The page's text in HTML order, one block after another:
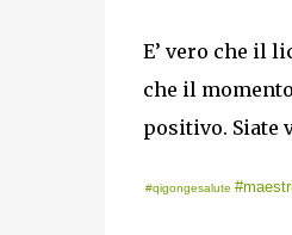
E’ vero che il
che il
positivo. Siate
#qigongesalute